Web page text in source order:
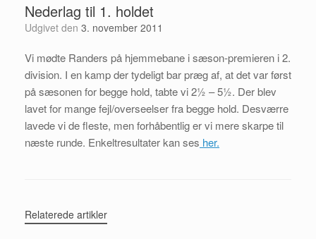
Nederlag til 1. holdet
Udgivet den 3. november 2011
Vi mødte Randers på hjemmebane i sæson-premieren i 2.
division. I en kamp der tydeligt bar præg af, at det var først
på sæsonen for begge hold, tabte vi 2½ – 5½. Der blev
lavet for mange fejl/overseelser fra begge hold. Desværre
lavede vi de fleste, men forhåbentlig er vi mere skarpe til
næste runde. Enkeltresultater kan ses her.
Relaterede artikler